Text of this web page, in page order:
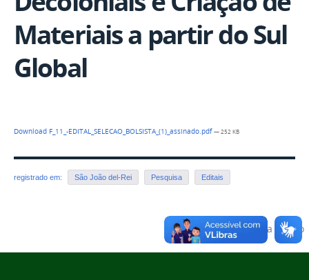
Materiais a partir do Sul
Global
Download F_11_-EDITAL_SELECAO_BOLSISTA_(1)_assinado.pdf— 252 KB
registrado em: São João del-Rei Pesquisa Editais
Voltar para o topo